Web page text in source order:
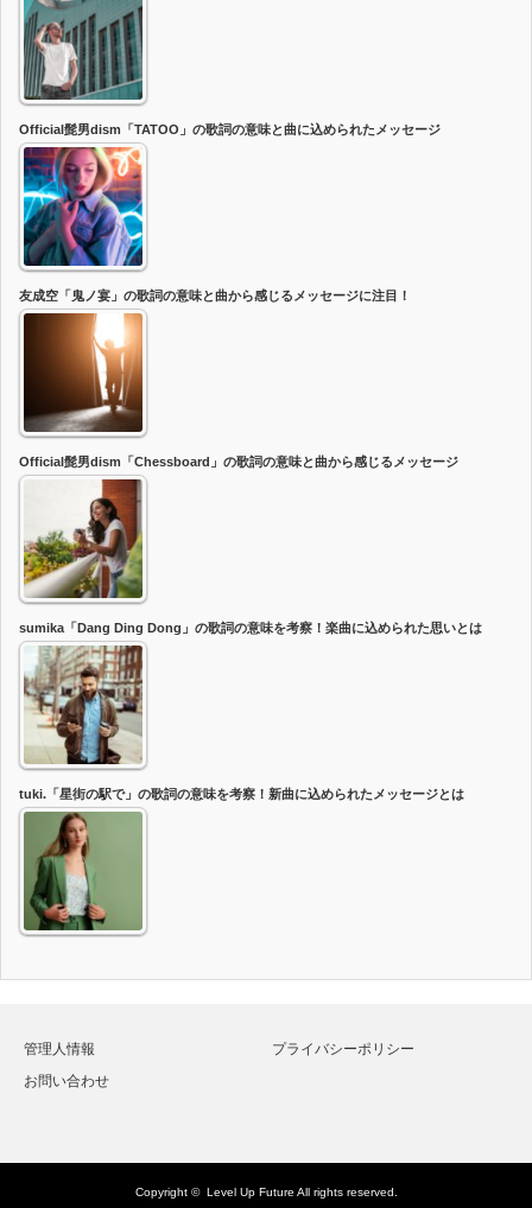
Official髭男dism「TATOO」の歌詞の意味と曲に込められたメッセージ
友成空「鬼ノ宴」の歌詞の意味と曲から感じるメッセージに注目！
Official髭男dism「Chessboard」の歌詞の意味と曲から感じるメッセージ
sumika「Dang Ding Dong」の歌詞の意味を考察！楽曲に込められた思いとは
tuki.「星街の駅で」の歌詞の意味を考察！新曲に込められたメッセージとは
管理人情報
プライバシーポリシー
お問い合わせ
Copyright © Level Up Future All rights reserved.